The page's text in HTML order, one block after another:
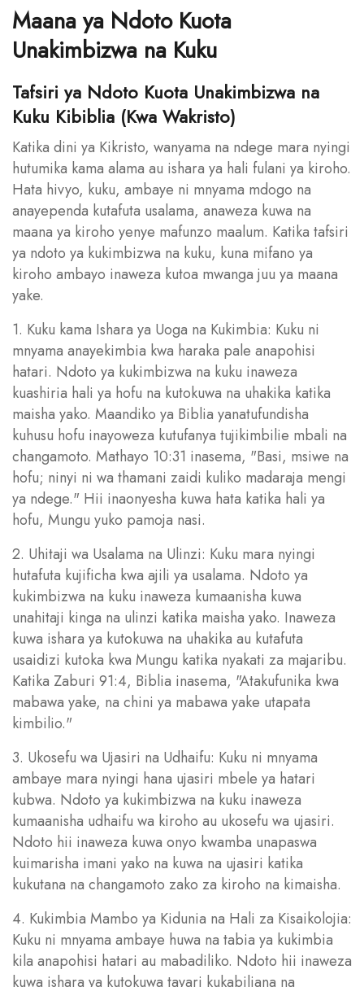
Maana ya Ndoto Kuota
Unakimbizwa na Kuku
Tafsiri ya Ndoto Kuota Unakimbizwa na
Kuku Kibiblia (Kwa Wakristo)
Katika dini ya Kikristo, wanyama na ndege mara nyingi
hutumika kama alama au ishara ya hali fulani ya kiroho.
Hata hivyo, kuku, ambaye ni mnyama mdogo na
anayependa kutafuta usalama, anaweza kuwa na
maana ya kiroho yenye mafunzo maalum. Katika tafsiri
ya ndoto ya kukimbizwa na kuku, kuna mifano ya
kiroho ambayo inaweza kutoa mwanga juu ya maana
yake.
1. Kuku kama Ishara ya Uoga na Kukimbia: Kuku ni
mnyama anayekimbia kwa haraka pale anapohisi
hatari. Ndoto ya kukimbizwa na kuku inaweza
kuashiria hali ya hofu na kutokuwa na uhakika katika
maisha yako. Maandiko ya Biblia yanatufundisha
kuhusu hofu inayoweza kutufanya tujikimbilie mbali na
changamoto. Mathayo 10:31 inasema, "Basi, msiwe na
hofu; ninyi ni wa thamani zaidi kuliko madaraja mengi
ya ndege." Hii inaonyesha kuwa hata katika hali ya
hofu, Mungu yuko pamoja nasi.
2. Uhitaji wa Usalama na Ulinzi: Kuku mara nyingi
hutafuta kujificha kwa ajili ya usalama. Ndoto ya
kukimbizwa na kuku inaweza kumaanisha kuwa
unahitaji kinga na ulinzi katika maisha yako. Inaweza
kuwa ishara ya kutokuwa na uhakika au kutafuta
usaidizi kutoka kwa Mungu katika nyakati za majaribu.
Katika Zaburi 91:4, Biblia inasema, "Atakufunika kwa
mabawa yake, na chini ya mabawa yake utapata
kimbilio."
3. Ukosefu wa Ujasiri na Udhaifu: Kuku ni mnyama
ambaye mara nyingi hana ujasiri mbele ya hatari
kubwa. Ndoto ya kukimbizwa na kuku inaweza
kumaanisha udhaifu wa kiroho au ukosefu wa ujasiri.
Ndoto hii inaweza kuwa onyo kwamba unapaswa
kuimarisha imani yako na kuwa na ujasiri katika
kukutana na changamoto zako za kiroho na kimaisha.
4. Kukimbia Mambo ya Kidunia na Hali za Kisaikolojia:
Kuku ni mnyama ambaye huwa na tabia ya kukimbia
kila anapohisi hatari au mabadiliko. Ndoto hii inaweza
kuwa ishara ya kutokuwa tayari kukabiliana na